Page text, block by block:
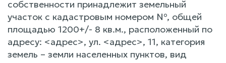
собственности принадлежит земельный
участок с кадастровым номером №, общей
площадью 1200+/- 8 кв.м., расположенный по
адресу: <адрес>, ул. <адрес>, 11, категория
земель – земли населенных пунктов, вид